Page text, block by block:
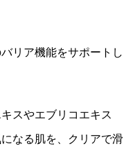
リア機能をサポートし
スやエブリコエキス
なる肌を、クリアで滑